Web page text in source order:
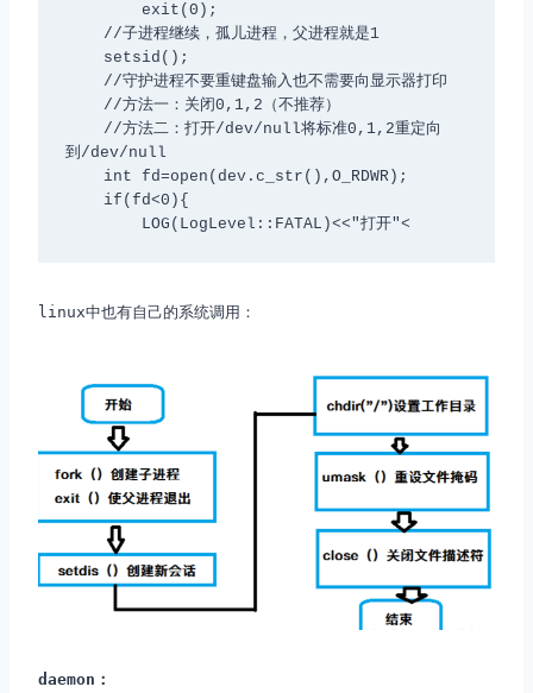
到/dev/null
        LOG(LogLevel::FATAL)<<"打开"<
linux中也有自己的系统调用：
daemon：